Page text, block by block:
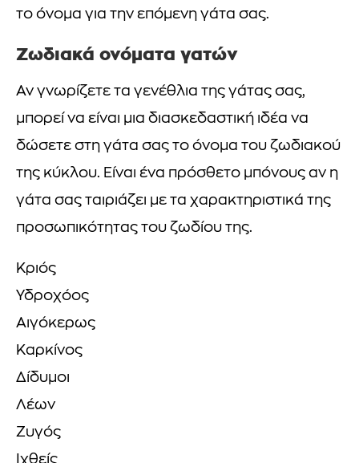
το όνομα για την επόμενη γάτα σας.
Ζωδιακά ονόματα γατών
Αν γνωρίζετε τα γενέθλια της γάτας σας,
μπορεί να είναι μια διασκεδαστική ιδέα να
δώσετε στη γάτα σας το όνομα του ζωδιακού
της κύκλου. Είναι ένα πρόσθετο μπόνους αν η
γάτα σας ταιριάζει με τα χαρακτηριστικά της
προσωπικότητας του ζωδίου της.
Κριός
Υδροχόος
Αιγόκερως
Καρκίνος
Δίδυμοι
Λέων
Ζυγός